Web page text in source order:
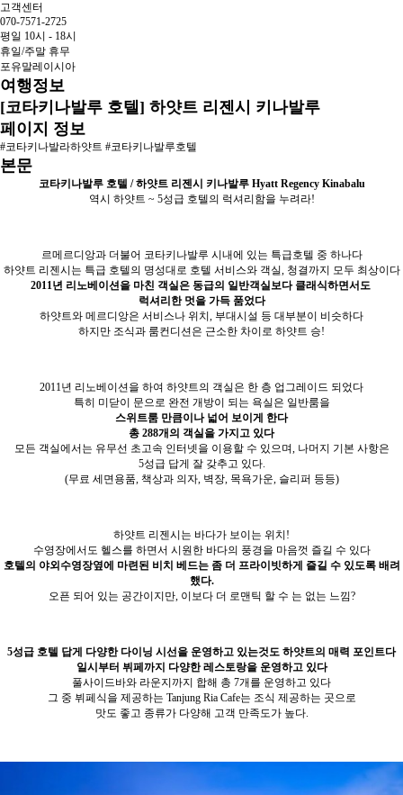
고객센터
070-7571-2725
평일 10시 - 18시
휴일/주말 휴무
포유말레이시아
여행정보
[코타키나발루 호텔] 하얏트 리젠시 키나발루
페이지 정보
#코타키나발라하얏트 #코타키나발루호텔
본문
코타키나발루 호텔 / 하얏트 리젠시 키나발루 Hyatt Regency Kinabalu
역시 하얏트 ~ 5성급 호텔의 럭셔리함을 누려라!
르메르디앙과 더불어 코타키나발루 시내에 있는 특급호텔 중 하나다
하얏트 리젠시는 특급 호텔의 명성대로 호텔 서비스와 객실, 청결까지 모두 최상이다
2011년 리노베이션을 마친 객실은 동급의 일반객실보다 클래식하면서도
럭셔리한 멋을 가득 품었다
하얏트와 메르디앙은 서비스나 위치, 부대시설 등 대부분이 비슷하다
하지만 조식과 룸컨디션은 근소한 차이로 하얏트 승!
2011년 리노베이션을 하여 하얏트의 객실은 한 층 업그레이드 되었다
특히 미닫이 문으로 완전 개방이 되는 욕실은 일반룸을
스위트룸 만큼이나 넓어 보이게 한다
총 288개의 객실을 가지고 있다
모든 객실에서는 유무선 초고속 인터넷을 이용할 수 있으며, 나머지 기본 사항은
5성급 답게 잘 갖추고 있다.
(무료 세면용품, 책상과 의자, 벽장, 목욕가운, 슬리퍼 등등)
하얏트 리젠시는 바다가 보이는 위치!
수영장에서도 헬스를 하면서 시원한 바다의 풍경을 마음껏 즐길 수 있다
호텔의 야외수영장옆에 마련된 비치 베드는 좀 더 프라이빗하게 즐길 수 있도록 배려
했다.
오픈 되어 있는 공간이지만, 이보다 더 로맨틱 할 수 는 없는 느낌?
5성급 호텔 답게 다양한 다이닝 시선을 운영하고 있는것도 하얏트의 매력 포인트다
일시부터 뷔페까지 다양한 레스토랑을 운영하고 있다
풀사이드바와 라운지까지 합해 총 7개를 운영하고 있다
그 중 뷔페식을 제공하는 Tanjung Ria Cafe는 조식 제공하는 곳으로
맛도 좋고 종류가 다양해 고객 만족도가 높다.